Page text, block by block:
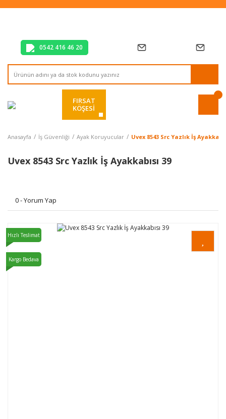
Tüm Alışverişlerde Vade Farksız 2 Taksit!
0542 416 46 20
FIRSAT
KÖŞESİ
Anasayfa İş Güvenliği Ayak Koruyucular Uvex 8543 Src Yazlık İş
Uvex 8543 Src Yazlık İş Ayakkabısı 39
0 - Yorum Yap
Hızlı Teslimat
Kargo Bedava